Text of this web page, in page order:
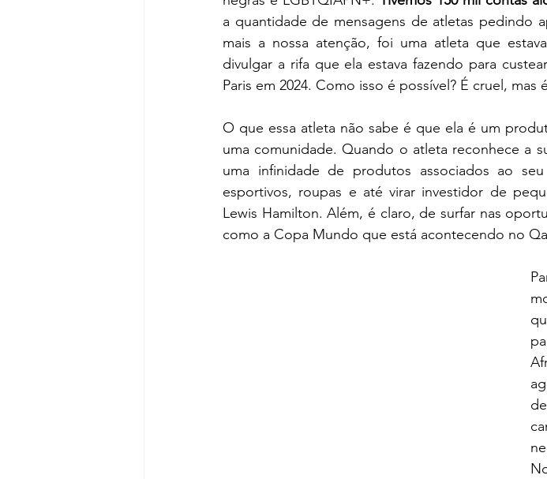
a quantidade de mensagens de atletas pedindo
mais a nossa atenção, foi uma atleta que
divulgar a rifa que ela estava fazendo para
Paris em 2024. Como isso é possível? É cruel, mas
O que essa atleta não sabe é que ela é um
uma comunidade. Quando o atleta reconhece a
uma infinidade de produtos associados ao
esportivos, roupas e até virar investidor de
Lewis Hamilton. Além, é claro, de surfar nas
como a Copa Mundo que está acontecendo no